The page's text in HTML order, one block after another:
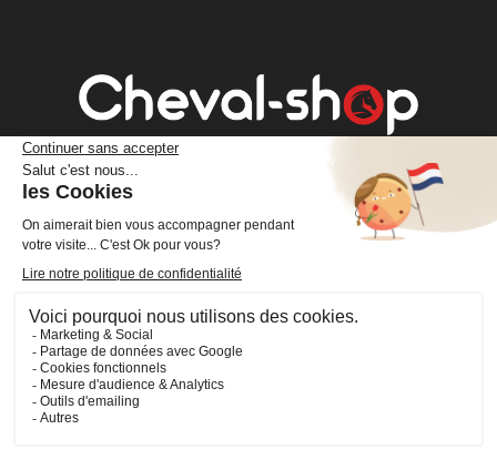
44800 Saint-Herblain
boutique@cheval-shop.com
Facebook